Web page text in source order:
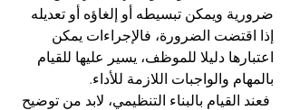
ضرورية ويمكن تبسيطه أو إلغاؤه أو تعديله
إذا اقتضت الضرورة، فالإجراءات يمكن
اعتبارها دليلا للموظف، يسير عليها للقيام
بالمهام والواجبات اللازمة للأداء.
فعند القيام بالبناء التنظيمي، لابد من توضيح